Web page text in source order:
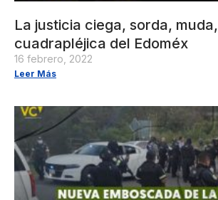
La justicia ciega, sorda, muda,
cuadrapléjica del Edoméx
16 febrero, 2022
Leer Más